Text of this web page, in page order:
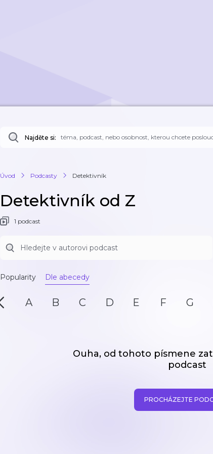
Najděte si:
Úvod Podcasty Detektivník
Detektivník od Z
1 podcast
Popularity Dle abecedy
A B C D E F G
Ouha, od tohoto písmene
podcast
PROCHÁZEJTE